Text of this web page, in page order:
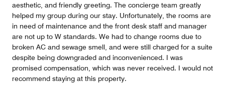
aesthetic, and friendly greeting. The concierge team greatly
helped my group during our stay. Unfortunately, the rooms are
in need of maintenance and the front desk staff and manager
are not up to W standards. We had to change rooms due to
broken AC and sewage smell, and were still charged for a suite
despite being downgraded and inconvenienced. I was
promised compensation, which was never received. I would not
recommend staying at this property.